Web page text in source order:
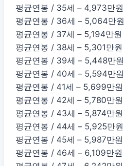
평균연봉 / 35세 – 4,973만원
평균연봉 / 36세 – 5,064만원
평균연봉 / 37세 – 5,194만원
평균연봉 / 38세 – 5,301만원
평균연봉 / 39세 – 5,448만원
평균연봉 / 40세 – 5,594만원
평균연봉 / 41세 – 5,699만원
평균연봉 / 42세 – 5,780만원
평균연봉 / 43세 – 5,874만원
평균연봉 / 44세 – 5,925만원
평균연봉 / 45세 – 5,987만원
평균연봉 / 46세 – 6,109만원